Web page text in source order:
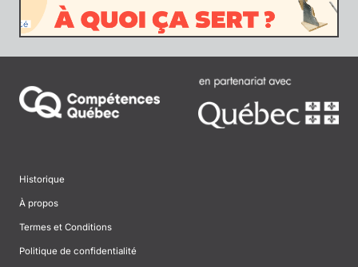
Historique
À propos
Termes et Conditions
Politique de confidentialité